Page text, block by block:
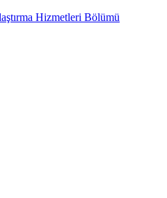
Hizmetleri Bölümü